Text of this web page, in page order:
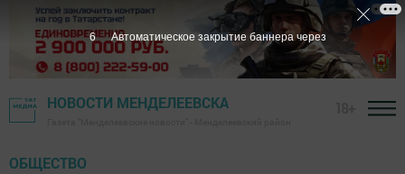
НОВОСТИ МЕНДЕЛЕЕВСКА
ОБЩЕСТВО
5 Автоматическое закрытие баннера через